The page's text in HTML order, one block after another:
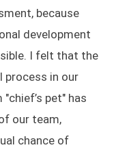
because
development
I felt that the
process in our
pet" has
our team,
chance of